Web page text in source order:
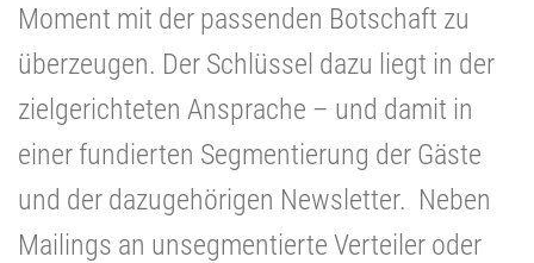
Moment mit der passenden Botschaft zu
überzeugen. Der Schlüssel dazu liegt in der
zielgerichteten Ansprache – und damit in
einer fundierten Segmentierung der Gäste
und der dazugehörigen Newsletter. Neben
Mailings an unsegmentierte Verteiler oder